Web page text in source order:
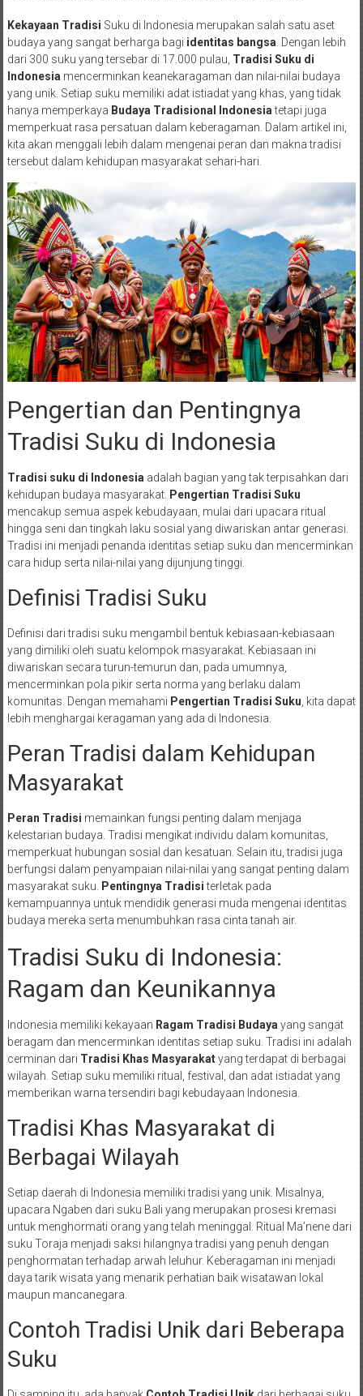
Kekayaan Tradisi Suku di Indonesia merupakan salah satu aset
budaya yang sangat berharga bagi identitas bangsa . Dengan lebih
dari 300 suku yang tersebar di 17.000 pulau, Tradisi Suku di
Indonesia mencerminkan keanekaragaman dan nilai-nilai budaya
yang unik. Setiap suku memiliki adat istiadat yang khas, yang tidak
hanya memperkaya Budaya Tradisional Indonesiatetapi juga
memperkuat rasa persatuan dalam keberagaman. Dalam artikel ini,
kita akan menggali lebih dalam mengenai peran dan makna tradisi
tersebut dalam kehidupan masyarakat sehari-hari.
Pengertian dan Pentingnya
Tradisi Suku di Indonesia
Tradisi suku di Indonesia adalah bagian yang tak terpisahkan dari
kehidupan budaya masyarakat. Pengertian Tradisi Suku
mencakup semua aspek kebudayaan, mulai dari upacara ritual
hingga seni dan tingkah laku sosial yang diwariskan antar generasi.
Tradisi ini menjadi penanda identitas setiap suku dan mencerminkan
cara hidup serta nilai-nilai yang dijunjung tinggi.
Definisi Tradisi Suku
Definisi dari tradisi suku mengambil bentuk kebiasaan-kebiasaan
yang dimiliki oleh suatu kelompok masyarakat. Kebiasaan ini
diwariskan secara turun-temurun dan, pada umumnya,
mencerminkan pola pikir serta norma yang berlaku dalam
komunitas. Dengan memahami Pengertian Tradisi Suku , kita dapat
lebih menghargai keragaman yang ada di Indonesia.
Peran Tradisi dalam Kehidupan
Masyarakat
Peran Tradisi memainkan fungsi penting dalam menjaga
kelestarian budaya. Tradisi mengikat individu dalam komunitas,
memperkuat hubungan sosial dan kesatuan. Selain itu, tradisi juga
berfungsi dalam penyampaian nilai-nilai yang sangat penting dalam
masyarakat suku.
Pentingnya Tradisiterletak pada
kemampuannya untuk mendidik generasi muda mengenai identitas
budaya mereka serta menumbuhkan rasa cinta tanah air.
Tradisi Suku di Indonesia:
Ragam dan Keunikannya
Indonesia memiliki kekayaan Ragam Tradisi Budaya yang sangat
beragam dan mencerminkan identitas setiap suku. Tradisi ini adalah
cerminan dari Tradisi Khas Masyarakatyang terdapat di berbagai
wilayah. Setiap suku memiliki ritual, festival, dan adat istiadat yang
memberikan warna tersendiri bagi kebudayaan Indonesia.
Tradisi Khas Masyarakat di
Berbagai Wilayah
Setiap daerah di Indonesia memiliki tradisi yang unik. Misalnya,
upacara Ngaben dari suku Bali yang merupakan prosesi kremasi
untuk menghormati orang yang telah meninggal. Ritual Ma’nene dari
suku Toraja menjadi saksi hilangnya tradisi yang penuh dengan
penghormatan terhadap arwah leluhur. Keberagaman ini menjadi
daya tarik wisata yang menarik perhatian baik wisatawan lokal
maupun mancanegara.
Contoh Tradisi Unik dari Beberapa
Suku